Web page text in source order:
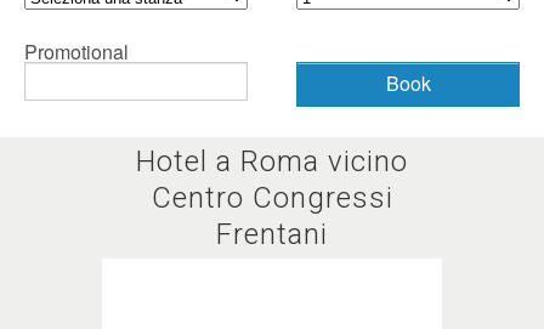
Language
Promotional
Hotel a Roma vicino
Centro Congressi
Frentani